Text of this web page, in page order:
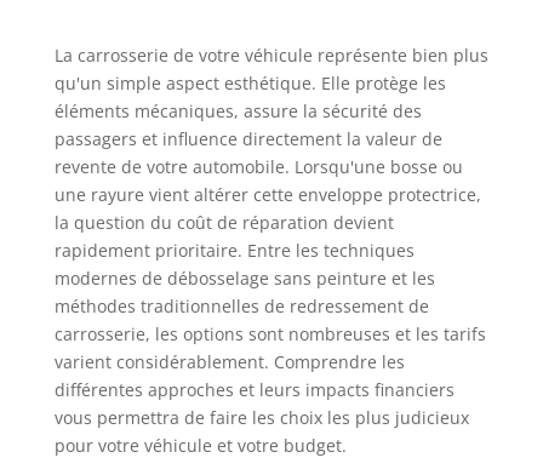
La carrosserie de votre véhicule représente bien plus
qu'un simple aspect esthétique. Elle protège les
éléments mécaniques, assure la sécurité des
passagers et influence directement la valeur de
revente de votre automobile. Lorsqu'une bosse ou
une rayure vient altérer cette enveloppe protectrice,
la question du coût de réparation devient
rapidement prioritaire. Entre les techniques
modernes de débosselage sans peinture et les
méthodes traditionnelles de redressement de
carrosserie, les options sont nombreuses et les tarifs
varient considérablement. Comprendre les
différentes approches et leurs impacts financiers
vous permettra de faire les choix les plus judicieux
pour votre véhicule et votre budget.